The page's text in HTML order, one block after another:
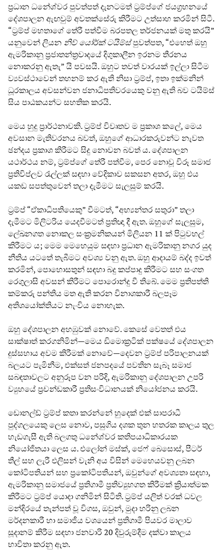
ප්‍රධාන ධනේශ්වර පුවත්පත් දැනටමත් ට්‍රම්ප්ගේ ජයග්‍රහනයේ
දේශපාලන ඇඟවුම් අවතක්සේරු කිරීමට උත්සාහ කරමින් සිටී.
“ට්‍රම්ප් මහතාගේ තේරී පත්වීම බරපතල තර්ජනයක් මතු කරයි”
යනුවෙන් ලියන නිව් යෝර්ක් ටයිම්ස්පුවත්පත, “එහෙත් ඔහු
ඇමරිකානු ප්‍රජාතන්ත්‍රවාදයේ දිගුකාලීන ඉරනම තීරනය
නොකරනු ඇතැ” යි පවසයි. ඔහුට තවත් වාරයක් ඉල්ලා සිටීම
ව්‍යවස්ථාවෙන් තහනම් කර ඇති නිසා ට්‍රම්ප්, ඉතා ඉක්මනින්
ධූරකාලය අවසන්වන ජනාධිපතිවරයෙකු වනු ඇති බව ටයිම්ස්
සිය පාඨකයන්ට සහතික කරයි.
මෙය හුදු ප්‍රාර්ථනාවකි. ට්‍රම්ප් විවෘතව ම ප්‍රකාශ කලේ, මෙය
අවසාන මැතිවරනය බවත්, ඔහුගේ ආධාරකරුවන්ට නැවත
ඡන්දය ප්‍රකාශ කිරීමට සිදු නොවන බවත්‍ ය. දේශපාලන
යථාර්ථය නම්, ට්‍රම්ප්ගේ තේරී පත්වීම, පෙර නොවූ විරූ සමාජ
ප්‍රතිවිප්ලව රැල්ලක් සඳහා වේදිකාව සකසන අතර, ඔහු එය
යකඩ සපත්තුවෙන් තලා දැමීමට සැලසුම් කරයි.
ට්‍රම්ප් “ඒකාධිපතියෙකු” වීමටත්, “අභ්‍යන්තර සතුරා” තලා
දැමීමට මිලිටරිය යෙදවීමටත් ප්‍රතිඥා දී ඇත. ඔහුගේ සැලසුම,
ලේඛනගත නොකල සංක්‍රමනිකයන් මිලියන 11 ක් පිටුවහල්
කිරීමට ය; මෙම මෙහෙයුම සඳහා ප්‍රධාන ඇමරිකානු නගර යුද
නීතිය යටතේ තැබීමට අවශ්‍ය වනු ඇත. ඔහු ආදායම් බද්ද ඉවත්
කරමින්, පොහොසතුන් සඳහා බදු කප්පාදු කිරීමට සහ සංගත
රෙගුලාසි අවසන් කිරීමට පොරොන්දු වී තිබේ. මෙම ප්‍රතිපත්ති
කම්කරු පන්තිය මත ඇති කරන විනාශකාරී බලපෑම
අතිශයෝක්තියට නැංවිය නොහැක.
ඔහු දේශපාලන අහඹුවක් නොවේ. කෙසේ වෙතත් එය
සාක්ෂාත් කරගනිමින්—මෙය ඩිමොක්‍රටික් පක්ෂයේ දේශපාලන
දුස්සහාය අවම කිරීමක් නොවේ—දෙවන ට්‍රම්ප් පරිපාලනයක්
බලයට පැමිනීම, එක්සත් ජනපදයේ පවතින සැබෑ සමාජ
සබඳතාවලට අනුරූප වන පරිදි, ඇමරිකානු දේශපාලන උපරි
ව්‍යුහයේ ප්‍රචන්ඩකාරී ප්‍රතිසංවිධානයක් නියෝජනය කරයි.
ඩොනල්ඩ් ට්‍රම්ප් කතා කරන්නේ හුදෙක් එක් සාපරාධී
පුද්ගලයෙකු ලෙස නොව, පසුගිය දශක තුන හතරක කාලය තුල
හැඩගැසී ඇති බලගතු ධනේශ්වර කතිපයාධිකාරයක
නියෝජිතයා ලෙස ය. එලෝන් මස්ක්, ජෙෆ් බෙසොස්, පීටර්
තීල් සහ ලැරී එලිසන් වැනි අය විසින් මෙහෙයවනු ලබන
කෝටිපතියන් සහ ප්‍රකෝටිපතියන්, ඔවුන්ගේ අවශ්‍යතා සඳහා,
ඇමරිකානු සමාජයේ ප්‍රතිගාමී ප්‍රතිව්‍යුහගත කිරීමක් ක්‍රියාත්මක
කිරීමට ට්‍රම්ප් යොදා ගනිමින් සිටිති. ට්‍රම්ප් යලිත් වරක් ධවල
මන්දිරයේ තැන්පත් වූ විගස, ඔවුන්, මුදා හරිනු ලබන
මර්දනකාරී හා සමාජීය වශයෙන් ප්‍රතිගාමී පියවර මාලාව
සූදානම් කිරීම සඳහා ජනවාරි 20 දිවුරුම්දීම දක්වා කාලය
භාවිතා කරනු ඇත.